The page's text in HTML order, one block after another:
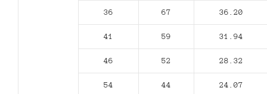
36 67 36.20
41 59 31.94
46 52 28.32
54 44 24.07